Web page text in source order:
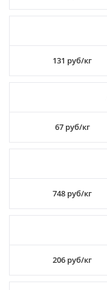
131 руб/кг
67 руб/кг
748 руб/кг
206 руб/кг